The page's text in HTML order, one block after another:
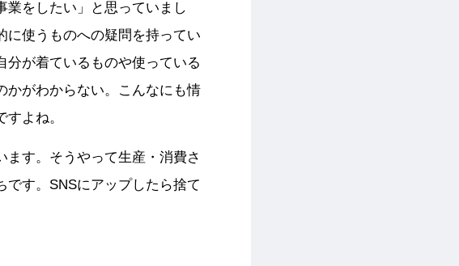
業をしたい」と思っていまし
に使うものへの疑問を持ってい
分が着ているものや使っている
かがわからない。こんなにも情
よね。
す。そうやって生産・消費さ
す。SNSにアップしたら捨て